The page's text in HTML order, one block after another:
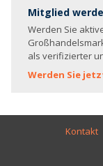
Mitglied
Werden Sie
als verifizierter
Werden Sie
Kontakt